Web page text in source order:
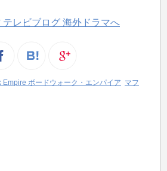
Empire ボードウォーク・エンパイア マフ